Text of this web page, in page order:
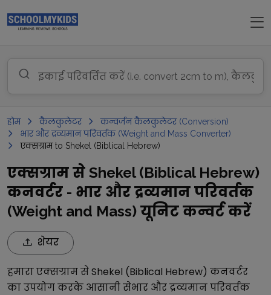
होम कैलकुलेटर
कन्वर्जन कैलकुलेटर (Conversion)
भार और द्रव्यमान परिवर्तक (Weight and Mass Converter)
एक्सग्राम to Shekel (Biblical Hebrew)
एक्सग्राम से Shekel (Biblical Hebrew)
कनवर्टर - भार और द्रव्यमान परिवर्तक
(Weight and Mass) यूनिट कन्वर्ट करें
शेयर
हमाराएक्सग्रामसेShekel (Biblical Hebrew) कनवर्टर
का उपयोग करके आसानी सेभार और द्रव्यमान परिवर्तक